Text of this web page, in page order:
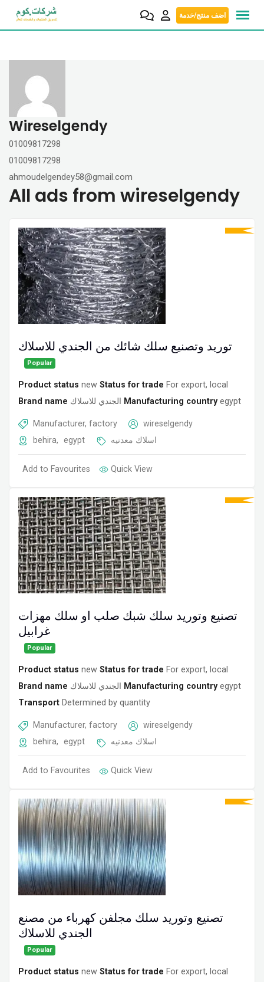
اضف منتج/خدمة
Wireselgendy
01009817298
01009817298
ahmoudelgendey58@gmail.com
All ads from wireselgendy
توريد وتصنيع سلك شائك من الجندي للاسلاك
Popular
Product status new Status for trade For export, local
Brand name الجندي للاسلاك Manufacturing country egypt
Manufacturer, factory
wireselgendy
behira, egypt اسلاك معدنيه
Add to Favourites Quick View
تصنيع وتوريد سلك شبك صلب او سلك مهزات
غرابيل
Popular
Product status new Status for trade For export, local
Brand name الجندي للاسلاك Manufacturing country egypt
Transport Determined by quantity
Manufacturer, factory
wireselgendy
behira, egypt اسلاك معدنيه
Add to Favourites Quick View
تصنيع وتوريد سلك مجلفن كهرباء من مصنع
الجندي للاسلاك
Popular
Product status new Status for trade For export, local